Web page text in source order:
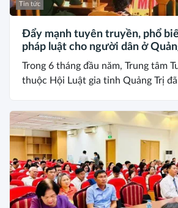
Tin tức
Đẩy mạnh tuyên truyền, phổ
pháp luật cho người dân ở
Trong 6 tháng đầu năm, Trung tâm
thuộc Hội Luật gia tỉnh Quảng Trị đã